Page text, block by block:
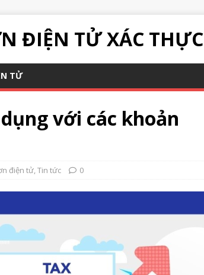
ĐIỆN TỬ XÁC THỰC
TỬ
với các khoản
điện tử,Tin tức 0